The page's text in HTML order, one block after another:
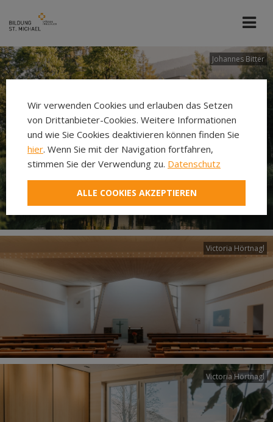
Johannes Bitter
Victoria Hörtnagl
Victoria Hörtnagl
Wir verwenden Cookies und erlauben das Setzen
von Drittanbieter-Cookies. Weitere Informationen
und wie Sie Cookies deaktivieren können finden Sie
hier. Wenn Sie mit der Navigation fortfahren,
stimmen Sie der Verwendung zu. Datenschutz
ALLE COOKIES AKZEPTIEREN